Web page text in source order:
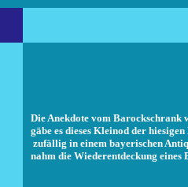
Die Anekdote vom Barockschrank
gäbe es dieses Kleinod der
zufällig in einem bayerischen
nahm die Wiederentdeckung